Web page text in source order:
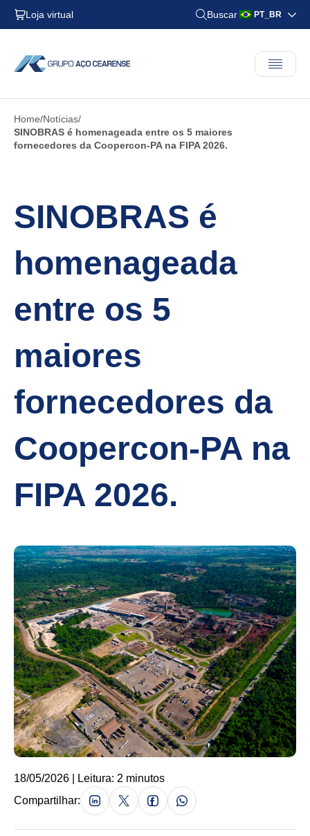
Loja virtual Buscar PT_BR
Home Notícias
SINOBRAS é homenageada entre os 5 maiores
fornecedores da Coopercon-PA na FIPA 2026.
SINOBRAS é
homenageada
entre os 5
maiores
fornecedores da
Coopercon-PA na
FIPA 2026.
18/05/2026 | Leitura: 2 minutos
Compartilhar: